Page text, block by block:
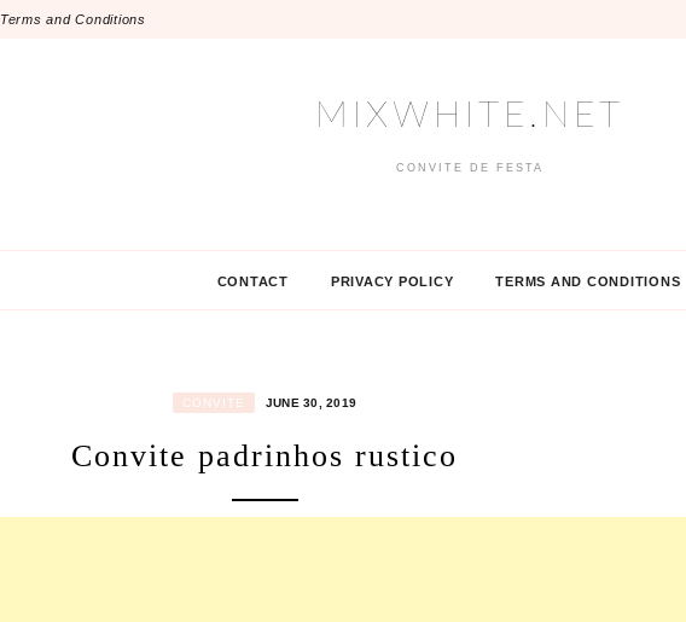
Terms and Conditions
MIXWHITE.NET
CONVITE DE FESTA
CONTACT PRIVACY POLICY TERMS AND CONDITIONS
CONVITE JUNE 30, 2019
Convite padrinhos rustico